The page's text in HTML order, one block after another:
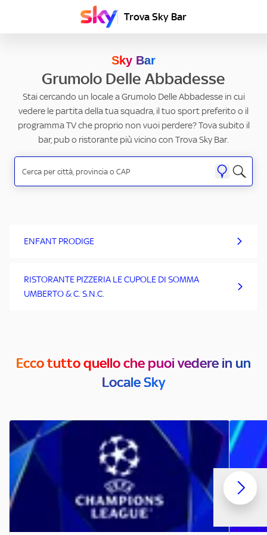
Trova Sky Bar
Sky Bar
Grumolo Delle Abbadesse
Stai cercando un locale a Grumolo Delle Abbadesse in cui
vedere le partita della tua squadra, il tuo sport preferito o il
programma TV che proprio non vuoi perdere? Tova subito il
bar, pub o ristorante più vicino con Trova Sky Bar.
ENFANT PRODIGE
RISTORANTE PIZZERIA LE CUPOLE DI SOMMA
UMBERTO & C. S.N.C.
Ecco tutto quello che puoi vedere in un
Locale Sky